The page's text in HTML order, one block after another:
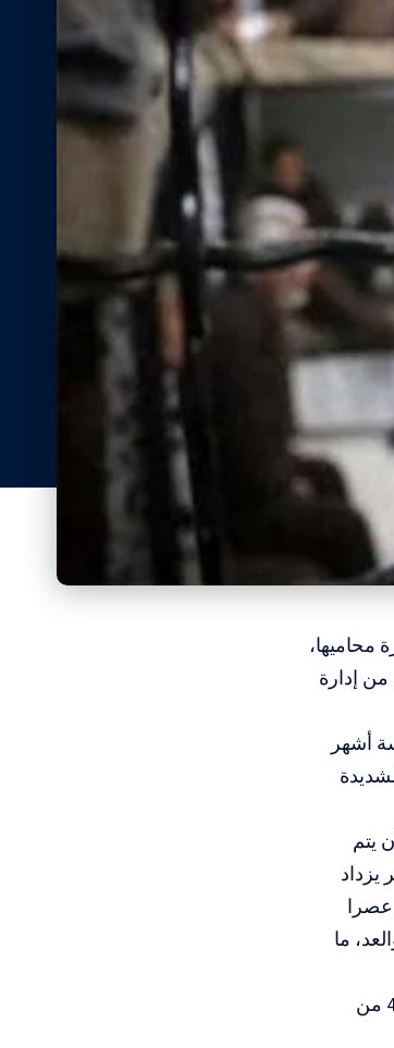
محاميها،
إدارة
أشهر
أن يتم
يزداد
عصرا
ما
ويشتكي الأسير فارس مرة، من بلدة بيت دقو شمال القدس والمعتقل منذ تاريخ 4/8/2022 من